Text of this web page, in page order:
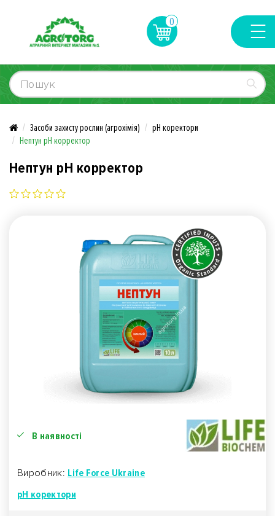
0
Засоби захисту рослин (агрохімія)
рН коректори
Нептун рН корректор
Нептун рН корректор
В наявності
Виробник: Life Force Ukraine
рН коректори